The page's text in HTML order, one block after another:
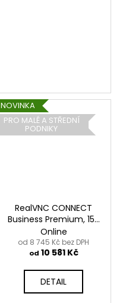
NOVINKA
PRO MALÉ A STŘEDNÍ
PODNIKY
RealVNC CONNECT
Business Premium, 150
zařízení, neomezený
počet uživatelů, 1 rok
Online
od 8 745 Kč bez DPH
od 10 581 Kč
DETAIL